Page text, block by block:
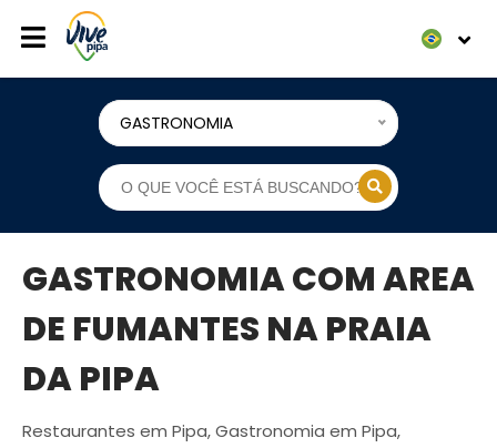
GASTRONOMIA
GASTRONOMIA COM AREA
DE FUMANTES NA PRAIA
DA PIPA
Restaurantes em Pipa, Gastronomia em Pipa,